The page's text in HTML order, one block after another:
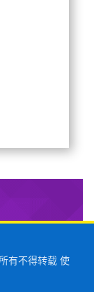
有不得转载 使